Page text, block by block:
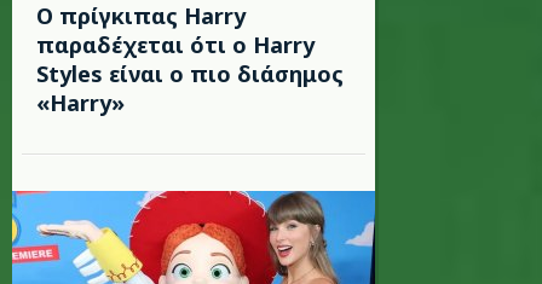
Ο πρίγκιπας Harry
παραδέχεται ότι ο Harry
Styles είναι ο πιο διάσημος
«Harry»